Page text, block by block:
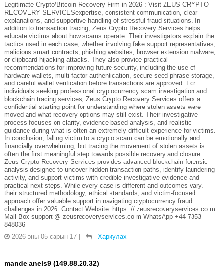
Legitimate Crypto/Bitcoin Recovery Firm in 2026 : Visit ZEUS CRYPTO
RECOVERY SERVICESexpertise, consistent communication, clear
explanations, and supportive handling of stressful fraud situations. In
addition to transaction tracing, Zeus Crypto Recovery Services helps
educate victims about how scams operate. Their investigators explain the
tactics used in each case, whether involving fake support representatives,
malicious smart contracts, phishing websites, browser extension malware,
or clipboard hijacking attacks. They also provide practical
recommendations for improving future security, including the use of
hardware wallets, multi-factor authentication, secure seed phrase storage,
and careful wallet verification before transactions are approved. For
individuals seeking professional cryptocurrency scam investigation and
blockchain tracing services, Zeus Crypto Recovery Services offers a
confidential starting point for understanding where stolen assets were
moved and what recovery options may still exist. Their investigative
process focuses on clarity, evidence-based analysis, and realistic
guidance during what is often an extremely difficult experience for victims.
In conclusion, falling victim to a crypto scam can be emotionally and
financially overwhelming, but tracing the movement of stolen assets is
often the first meaningful step towards possible recovery and closure.
Zeus Crypto Recovery Services provides advanced blockchain forensic
analysis designed to uncover hidden transaction paths, identify laundering
activity, and support victims with credible investigative evidence and
practical next steps. While every case is different and outcomes vary,
their structured methodology, ethical standards, and victim-focused
approach offer valuable support in navigating cryptocurrency fraud
challenges in 2026. Contact Website: https: // zeusrecoveryservices.co m
Mail-Box support @ zeusrecoveryservices.co m WhatsApp +44 7353
848036
2026 оны 05 сарын 17 | Хариулах
mandelanels9 (149.88.20.32)